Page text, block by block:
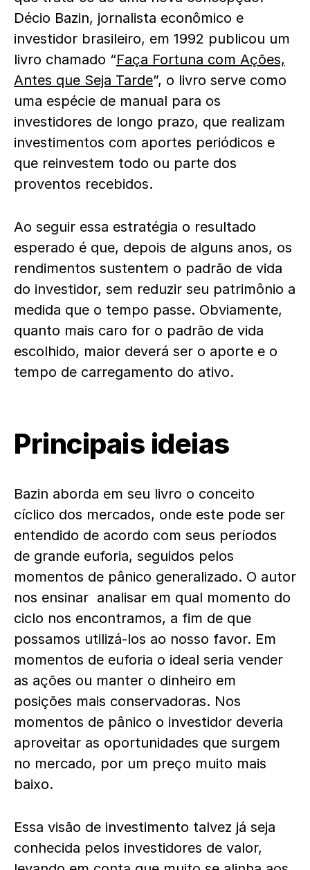
Décio Bazin, jornalista econômico e
investidor brasileiro, em 1992 publicou um
livro chamado “Faça Fortuna com Ações,
Antes que Seja Tarde”, o livro serve como
uma espécie de manual para os
investidores de longo prazo, que realizam
investimentos com aportes periódicos e
que reinvestem todo ou parte dos
proventos recebidos.
Ao seguir essa estratégia o resultado
esperado é que, depois de alguns anos, os
rendimentos sustentem o padrão de vida
do investidor, sem reduzir seu patrimônio a
medida que o tempo passe. Obviamente,
quanto mais caro for o padrão de vida
escolhido, maior deverá ser o aporte e o
tempo de carregamento do ativo.
Principais ideias
Bazin aborda em seu livro o conceito
cíclico dos mercados, onde este pode ser
entendido de acordo com seus períodos
de grande euforia, seguidos pelos
momentos de pânico generalizado. O autor
nos ensinar analisar em qual momento do
ciclo nos encontramos, a fim de que
possamos utilizá-los ao nosso favor. Em
momentos de euforia o ideal seria vender
as ações ou manter o dinheiro em
posições mais conservadoras. Nos
momentos de pânico o investidor deveria
aproveitar as oportunidades que surgem
no mercado, por um preço muito mais
baixo.
Essa visão de investimento talvez já seja
conhecida pelos investidores de valor,